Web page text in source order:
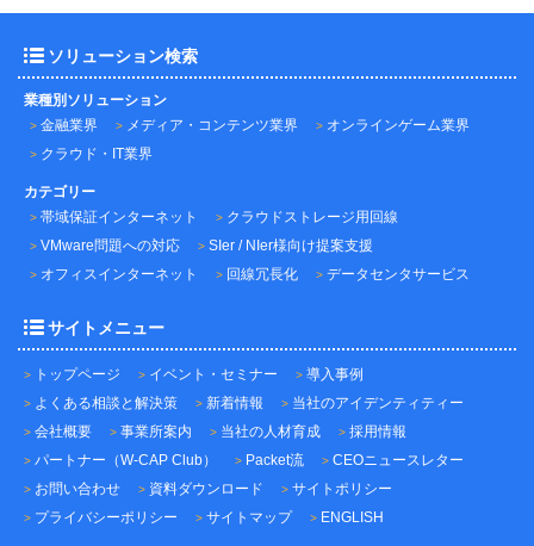
ソリューション検索
業種別ソリューション
金融業界
メディア・コンテンツ業界
オンラインゲーム業界
クラウド・IT業界
カテゴリー
帯域保証インターネット
クラウドストレージ用回線
VMware問題への対応
SIer / NIer様向け提案支援
オフィスインターネット
回線冗長化 データセンタサービス
サイトメニュー
トップページ イベント・セミナー
導入事例
よくある相談と解決策
新着情報
当社のアイデンティティー
会社概要
事業所案内 当社の人材育成
採用情報
パートナー（W-CAP Club）
Packet流
CEOニュースレター
お問い合わせ
資料ダウンロード
サイトポリシー
プライバシーポリシー
サイトマップ ENGLISH